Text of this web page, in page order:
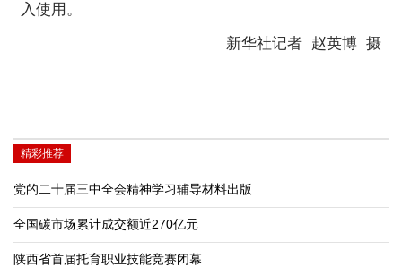
入使用。
新华社记者 赵英博 摄
精彩推荐
党的二十届三中全会精神学习辅导材料出版
全国碳市场累计成交额近270亿元
陕西省首届托育职业技能竞赛闭幕